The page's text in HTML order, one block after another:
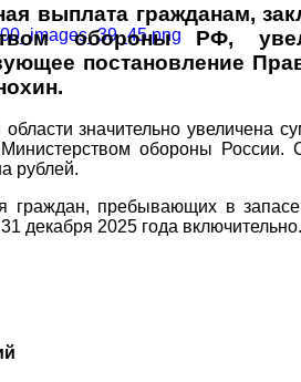
выплата гражданам,
обороны РФ,
постановление
значительно увеличена
обороны России.
рублей.
граждан, пребывающих в
декабря 2025 года